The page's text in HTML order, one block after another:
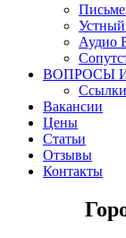
Устный
Аудио
ВОПРОСЫ
Ссылки
Вакансии
Цены
Статьи
Отзывы
Контакты